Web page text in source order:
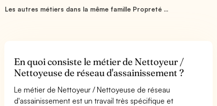
Les autres métiers dans la même famille Propreté ...
En quoi consiste le métier de Nettoyeur /
Nettoyeuse de réseau d'assainissement ?
Le métier de Nettoyeur / Nettoyeuse de réseau
d'assainissement est un travail très spécifique et